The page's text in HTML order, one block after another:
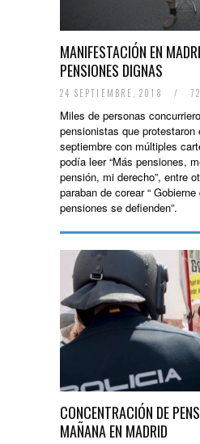
MANIFESTACIÓN EN
PENSIONES DIGNAS
24 SEPTIEMBRE, 2018 /
Miles de personas
pensionistas que protestaron
septiembre con múltiples
podía leer “Más pensiones,
pensión, mi derecho”, entre
paraban de corear “
pensiones se defienden”.
CONCENTRACIÓN DE
MAÑANA EN MADRID